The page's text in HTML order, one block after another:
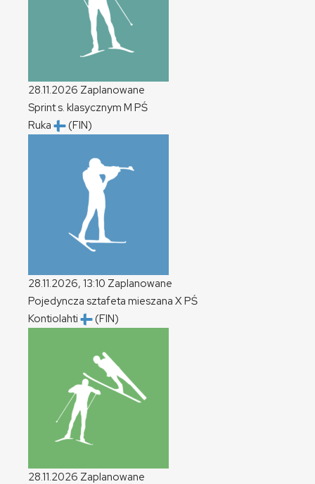
28.11.2026 Zaplanowane
Sprint s. klasycznym M PŚ
Ruka
(FIN)
28.11.2026, 13:10 Zaplanowane
Pojedyncza sztafeta mieszana XPŚ
Kontiolahti
(FIN)
28.11.2026 Zaplanowane